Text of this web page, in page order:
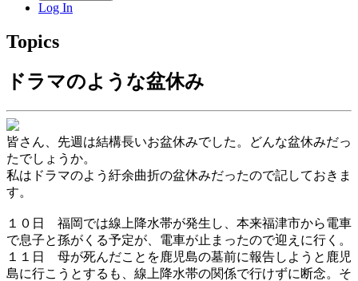
Log In
Topics
ドラマのような盆休み
皆さん、先週は結構長いお盆休みでした。どんな盆休みだっ
たでしょうか。
私はドラマのよう紆余曲折の盆休みだったので記しておきま
す。
１０日 福岡では線上降水帯が発生し、本来福津市から電車
で息子と孫がくる予定が、電車が止まったので迎えに行く。
１１日 母が死んだことを鹿児島の墓前に報告しようと鹿児
島に行こうとするも、線上降水帯の関係で行けずに断念。そ